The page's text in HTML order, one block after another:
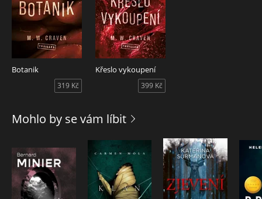
Botanik
319 Kč
Křeslo vykoupení
399 Kč
Mohlo by se vám líbit